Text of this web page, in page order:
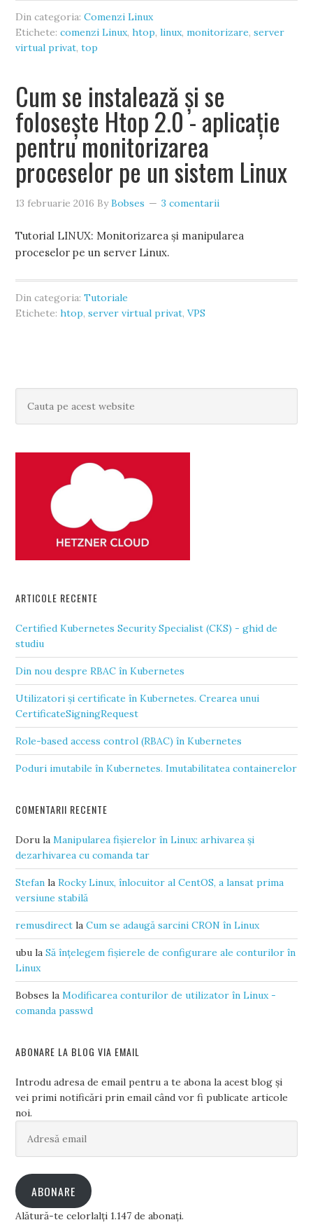
Din categoria:Comenzi Linux
Etichete:comenzi Linux,htop,linux,monitorizare,server
virtual privat,top
Cum se instalează și se
folosește Htop 2.0 - aplicație
pentru monitorizarea
proceselor pe un sistem Linux
13 februarie 2016 ByBobses 3 comentarii
Tutorial LINUX: Monitorizarea și manipularea
proceselor pe un server Linux.
Din categoria:Tutoriale
Etichete:htop,server virtual privat,VPS
ARTICOLE RECENTE
Certified Kubernetes Security Specialist (CKS) - ghid de
studiu
Din nou despre RBAC în Kubernetes
Utilizatori și certificate în Kubernetes. Crearea unui
CertificateSigningRequest
Role-based access control (RBAC) în Kubernetes
Poduri imutabile în Kubernetes. Imutabilitatea containerelor
COMENTARII RECENTE
Doru laManipularea fișierelor în Linux: arhivarea și
dezarhivarea cu comanda tar
Stefan laRocky Linux, înlocuitor al CentOS, a lansat prima
versiune stabilă
remusdirect laCum se adaugă sarcini CRON în Linux
ubu laSă înțelegem fișierele de configurare ale conturilor în
Linux
Bobses laModificarea conturilor de utilizator în Linux -
comanda passwd
ABONARE LA BLOG VIA EMAIL
Introdu adresa de email pentru a te abona la acest blog și
vei primi notificări prin email când vor fi publicate articole
noi.
email
ABONARE
Alătură-te celorlalți 1.147 de abonați.